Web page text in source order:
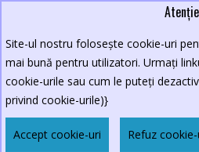
Atenție
Site-ul nostru folosește cookie-uri
mai bună pentru utilizatori. Urmați
cookie-urile sau cum le puteți
privind cookie-urile)}
Accept cookie-uri Refuz
0264.590213
New Croco
PIZZA